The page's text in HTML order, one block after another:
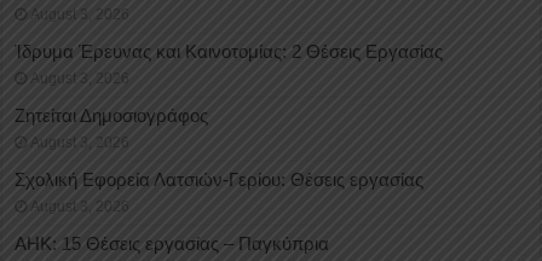
August 3, 2026
Ίδρυμα Έρευνας και Καινοτομίας: 2 Θέσεις Εργασίας
August 3, 2026
Ζητείται Δημοσιογράφος
August 3, 2026
Σχολική Εφορεία Λατσιών-Γερίου: Θέσεις εργασίας
August 3, 2026
ΑΗΚ: 15 Θέσεις εργασίας – Παγκύπρια